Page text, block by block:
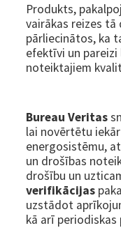
Produkts,
vairākas reizes tā
pārliecinātos, ka
efektīvi un
noteiktajiem
Bureau Veritas
lai novērtētu
energosistēmu,
un drošības
drošību un
verifikācijas
uzstādot
kā arī periodiskas